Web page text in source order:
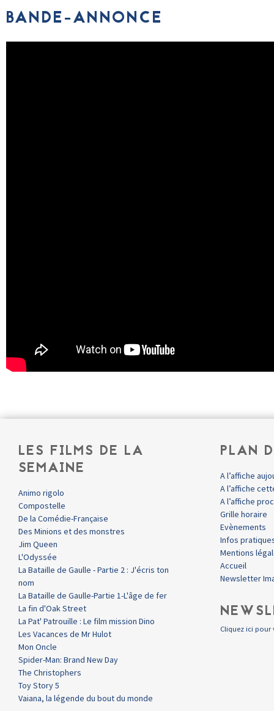
BANDE-ANNONCE
LES FILMS DE LA
SEMAINE
Animo rigolo
Compostelle
De la Comédie-Française
Des Minions et des monstres
Jim Queen
L'Odyssée
La Bataille de Gaulle - Partie 2 : J'écris ton
nom
La Bataille de Gaulle-Partie 1-L'âge de fer
La fin d'Oak Street
La Pat' Patrouille : Le film mission Dino
Les Vacances de Mr Hulot
Mon Oncle
Spider-Man: Brand New Day
The Christophers
Toy Story 5
Vaiana, la légende du bout du monde
PLAN
A l’affiche
A l’affiche
A l’affiche
Grille horaire
Evènements
Infos
Mentions
Accueil
Newsletter
Cliquez ici pour